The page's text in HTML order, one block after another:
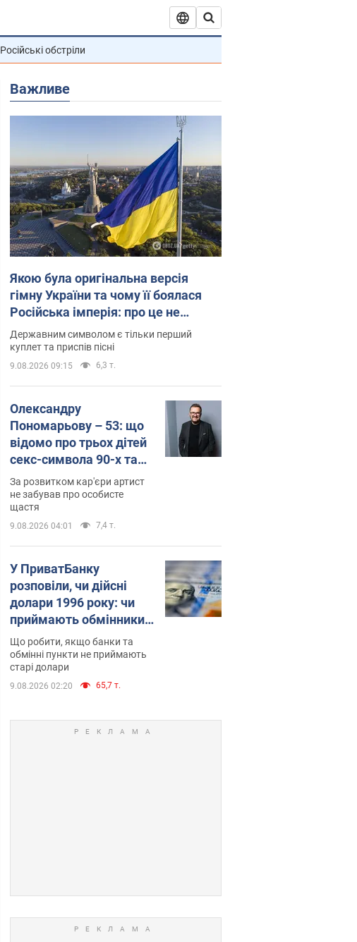
Російські обстріли
Важливе
Якою була оригінальна версія
гімну України та чому її боялася
Російська імперія: про це не
розповідають у школі
Державним символом є тільки перший
куплет та приспів пісні
9.08.2026 09:15 6,3 т.
Олександру
Пономарьову – 53: що
відомо про трьох дітей
секс-символа 90-х та
який вигляд вони
мають
За розвитком кар'єри артист
не забував про особисте
щастя
9.08.2026 04:01 7,4 т.
У ПриватБанку
розповіли, чи дійсні
долари 1996 року: чи
приймають обмінники
та банки такі купюри
Що робити, якщо банки та
обмінні пункти не приймають
старі долари
9.08.2026 02:20 65,7 т.